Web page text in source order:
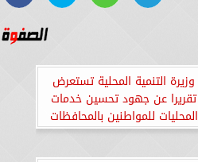
وزيرة التنمية المحلية تستعرض
تقريرا عن جهود تحسين خدمات
المحليات للمواطنين بالمحافظات